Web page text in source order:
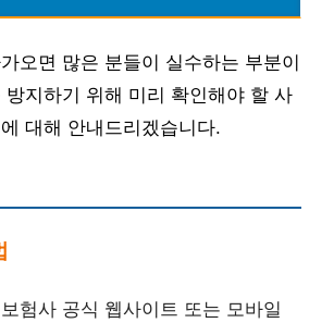
오면 많은 분들이 실수하는 부분이
방지하기 위해 미리 확인해야 할 사
대해 안내드리겠습니다.
험사 공식 웹사이트 또는 모바일